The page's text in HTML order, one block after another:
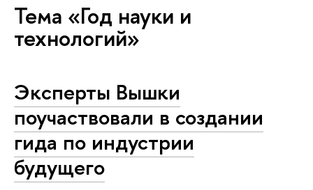
Тема «Год науки и
технологий»
Эксперты Вышки
поучаствовали в создании
гида по индустрии
будущего